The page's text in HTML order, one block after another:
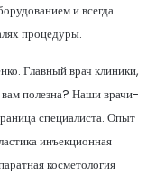
и всегда
процедуры.
Главный врач клиники,
вам полезна? Наши врачи-
специалиста. Опыт
инъекционная
косметология